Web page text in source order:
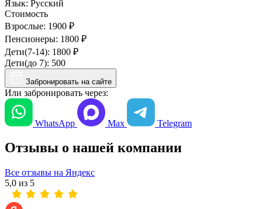
Язык: Русский
Стоимость
Взрослые: 1900 ₽
Пенсионеры: 1800 ₽
Дети(7-14): 1800 ₽
Дети(до 7): 500
Забронировать на сайте
Или забронировать через:
WhatsApp Max Telegram
Отзывы о нашей компании
Все отзывы на Яндекс
5,0 из 5